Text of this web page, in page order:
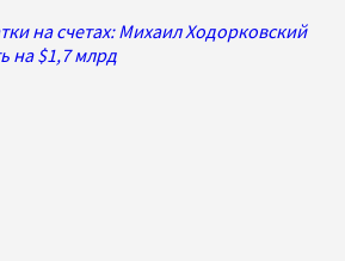
на счетах: Михаил Ходорковский
на $1,7 млрд